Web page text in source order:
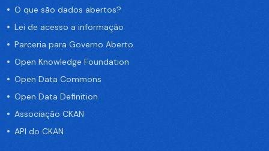
O que são dados abertos?
Lei de acesso a informação
Parceria para Governo Aberto
Open Knowledge Foundation
Open Data Commons
Open Data Definition
Associação CKAN
API do CKAN